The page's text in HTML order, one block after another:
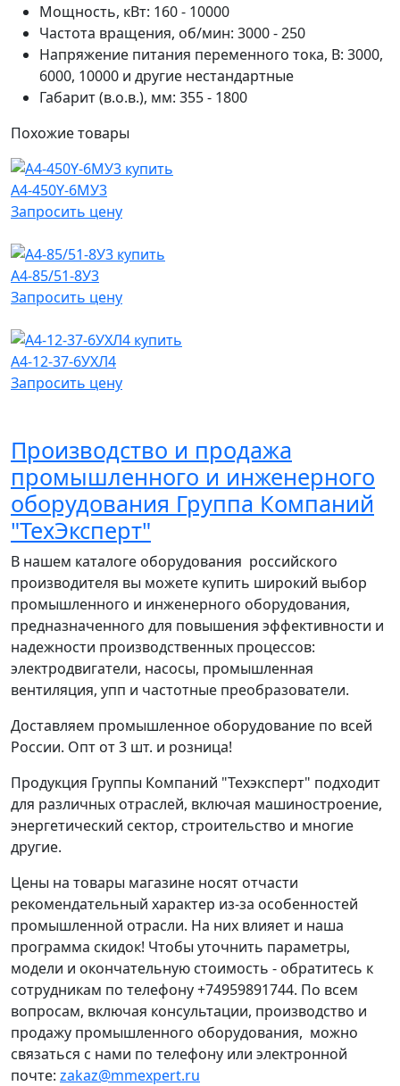
Мощность, кВт: 160 - 10000
Частота вращения, об/мин: 3000 - 250
Напряжение питания переменного тока, В: 3000,
6000, 10000 и другие нестандартные
Габарит (в.о.в.), мм: 355 - 1800
Похожиетовары
А4-450Y-6МУ3
Запросить цену
А4-85/51-8У3
Запросить цену
А4-12-37-6УХЛ4
Запросить цену
Производство и продажа
промышленного и инженерного
оборудования Группа Компаний
"ТехЭксперт"
В нашем каталоге оборудования российского
производителя вы можете купить широкий выбор
промышленного и инженерного оборудования,
предназначенного для повышения эффективности и
надежности производственных процессов:
электродвигатели, насосы, промышленная
вентиляция, упп и частотные преобразователи.
Доставляем промышленное оборудование по всей
России. Опт от 3 шт. и розница!
Продукция Группы Компаний "Техэксперт" подходит
для различных отраслей, включая машиностроение,
энергетический сектор, строительство и многие
другие.
Цены на товары магазине носят отчасти
рекомендательный характер из-за особенностей
промышленной отрасли. На них влияет и наша
программа скидок! Чтобы уточнить параметры,
модели и окончательную стоимость - обратитесь к
сотрудникам по телефону +74959891744. По всем
вопросам, включая консультации, производство и
продажу промышленного оборудования, можно
связаться с нами по телефону или электронной
почте: zakaz@mmexpert.ru